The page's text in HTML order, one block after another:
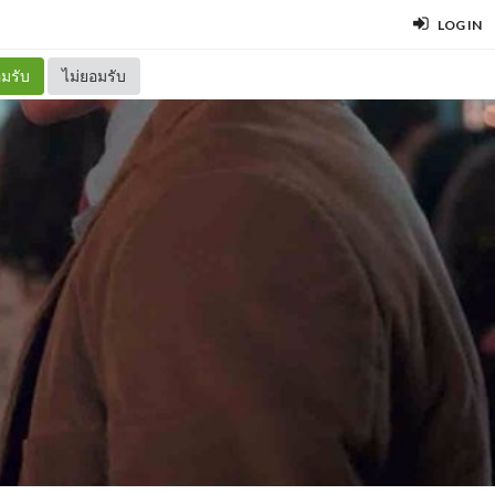
LOG IN
รับ ไม่ยอมรับ